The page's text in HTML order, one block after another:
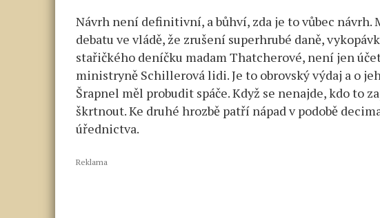
Návrh není definitivní, a bůhví, zda je to vůbec
debatu ve vládě, že zrušení superhrubé daně,
stařičkého deníčku madam Thatcherové, není jen
ministryně Schillerová lidi. Je to obrovský výdaj a o
Šrapnel měl probudit spáče. Když se nenajde, kdo to
škrtnout. Ke druhé hrozbě patří nápad v podobě
úřednictva.
Reklama